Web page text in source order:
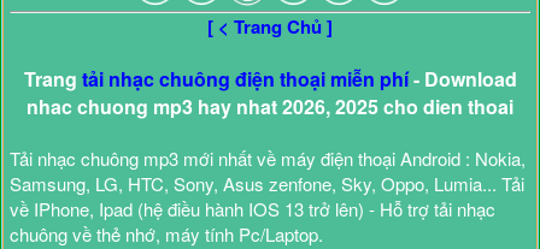
[ < Trang Chủ ]
Trang tải nhạc chuông điện thoại miễn phí- Download
nhac chuong mp3 hay nhat 2026, 2025 cho dien thoai
Tải nhạc chuông mp3 mới nhất về máy điện thoại Android : Nokia,
Samsung, LG, HTC, Sony, Asus zenfone, Sky, Oppo, Lumia... Tải
về IPhone, Ipad (hệ điều hành IOS 13 trở lên) - Hỗ trợ tải nhạc
chuông về thẻ nhớ, máy tính Pc/Laptop.